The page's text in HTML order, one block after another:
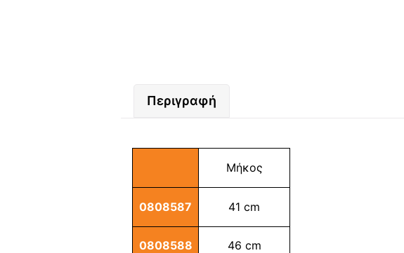
Περιγραφή
Μήκος
0808587 41 cm
0808588 46 cm